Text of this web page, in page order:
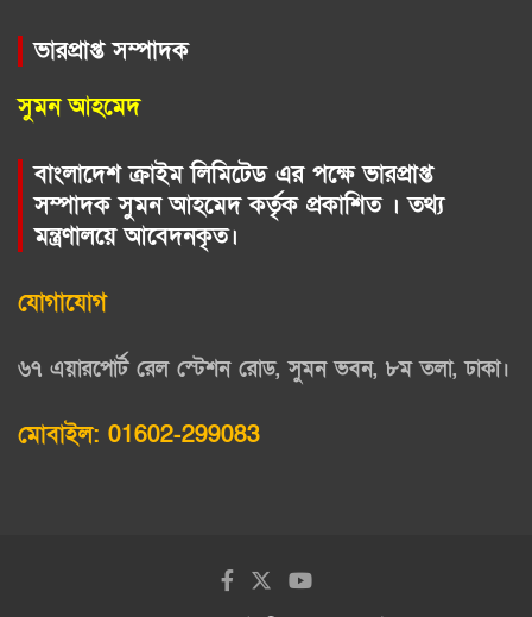
ভারপ্রাপ্ত সম্পাদক
সুমন আহমেদ
বাংলাদেশ ক্রাইম লিমিটেড এর পক্ষে ভারপ্রাপ্ত
সম্পাদক সুমন আহমেদ কর্তৃক প্রকাশিত । তথ্য
মন্ত্রণালয়ে আবেদনকৃত।
যোগাযোগ
৬৭ এয়ারপোর্ট রেল স্টেশন রোড, সুমন ভবন, ৮ম তলা, ঢাকা।
মোবাইল: 01602-299083